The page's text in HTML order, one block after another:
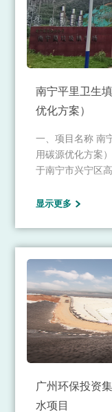
南宁平里卫生
优化方案）
一、项目名称 南
用碳源优化方案
于南宁市兴宁区
责接收南宁市生
填埋。
显示更多
广州环保投资
水项目